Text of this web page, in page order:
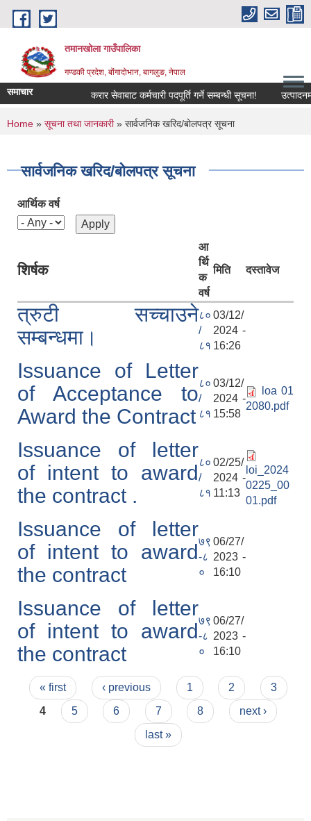
Skip to main content
तमानखोला गाउँपालिका
गण्डकी प्रदेश, बोंगादोभान, बागलुङ, नेपाल
समाचार करार सेवाबाट कर्मचारी पदपूर्ति गर्ने सम्बन्धी सूचना! उत्पादनमा
You are here
Home » सूचना तथा जानकारी» सार्वजनिक खरिद/बोलपत्र सूचना
सार्वजनिक खरिद/बोलपत्र सूचना
आर्थिक वर्ष
शिर्षक
आ
र्थि
क
वर्ष
मिति दस्तावेज
त्रुटी सच्चाउने
सम्बन्धमा।
८०
/
८१
03/12/
2024 -
16:26
Issuance of Letter
of Acceptance to
Award the Contract
८०
/
८१
03/12/
2024 -
15:58
loa 01
2080.pdf
Issuance of letter
of intent to award
the contract .
८०
/
८१
02/25/
2024 -
11:13
loi_2024
0225_00
01.pdf
Issuance of letter
of intent to award
the contract
७९
-८
०
06/27/
2023 -
16:10
Issuance of letter
of intent to award
the contract
७९
-८
०
06/27/
2023 -
16:10
Pages
« first ‹ previous 1 2
3
4
5 6 7 8
next ›
last »